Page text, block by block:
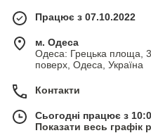
Працює з 07.10.2022
м. Одеса
Одеса: Грецька площа,
поверх, Одеса, Україна
Контакти
Сьогодні працює з
Показати весь графік